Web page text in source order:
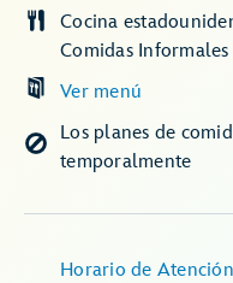
Ver menú
Cocina
Comidas Informales
Los planes de
temporalmente
Horario de